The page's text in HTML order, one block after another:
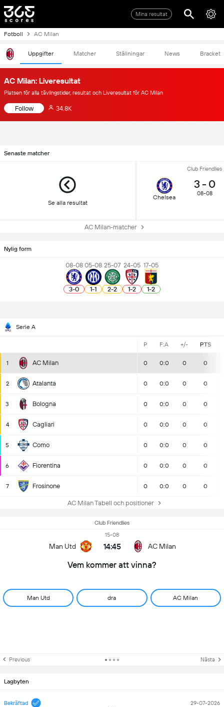
Mina resultat
Fotboll AC Milan
Uppgifter Matcher Ställningar News Bracket
AC Milan: Liveresultat
Platsen för alla tävlingstider, resultat och Liveresultat för AC Milan
Follow 34.8K
Senaste matcher
Se alla resultat
Club Friendlies
Chelsea
3 - 0
08-08
AC Milan-matcher
Nylig form
08-08
3-0
05-08
1-1
25-07
2-2
24-05
1-2
17-05
1-2
Serie A
P F:A +/- PTS
1 AC Milan 0 0:0 0 0
2 Atalanta 0 0:0 0 0
3 Bologna 0 0:0 0 0
4 Cagliari 0 0:0 0 0
5 Como 0 0:0 0 0
6 Fiorentina 0 0:0 0 0
7 Frosinone 0 0:0 0 0
AC Milan Tabell och positioner
Club Friendlies
Man Utd
15-08
14:45 AC Milan
Vem kommer att vinna?
Man Utd dra AC Milan
Previous Nästa
Lagbyten
Bekräftad 29-07-2026